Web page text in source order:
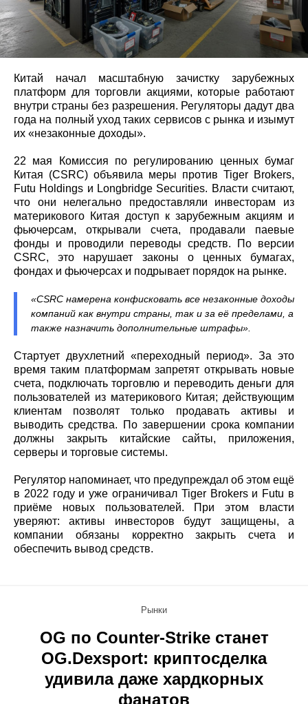
Китай начал масштабную зачистку зарубежных
платформ для торговли акциями, которые работают
внутри страны без разрешения. Регуляторы дадут два
года на полный уход таких сервисов с рынка и изымут
их «незаконные доходы».
22 мая Комиссия по регулированию ценных бумаг
Китая (CSRC) объявила меры против Tiger Brokers,
Futu Holdings и Longbridge Securities. Власти считают,
что они нелегально предоставляли инвесторам из
материкового Китая доступ к зарубежным акциям и
фьючерсам, открывали счета, продавали паевые
фонды и проводили переводы средств. По версии
CSRC, это нарушает законы о ценных бумагах,
фондах и фьючерсах и подрывает порядок на рынке.
«CSRC намерена конфисковать все незаконные доходы
компаний как внутри страны, так и за её пределами, а
также назначить дополнительные штрафы».
Стартует двухлетний «переходный период». За это
время таким платформам запретят открывать новые
счета, подключать торговлю и переводить деньги для
пользователей из материкового Китая; действующим
клиентам позволят только продавать активы и
выводить средства. По завершении срока компании
должны закрыть китайские сайты, приложения,
серверы и торговые системы.
Регулятор напоминает, что предупреждал об этом ещё
в 2022 году и уже ограничивал Tiger Brokers и Futu в
приёме новых пользователей. При этом власти
уверяют: активы инвесторов будут защищены, а
компании обязаны корректно закрыть счета и
обеспечить вывод средств.
Рынки
OG по Counter-Strike станет
OG.Dexsport: криптосделка
удивила даже хардкорных
фанатов